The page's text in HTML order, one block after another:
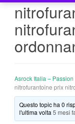
Asrock Italia –
nitrofurantoine prix
Questo topic ha 0
l'ultima volta5 mesi